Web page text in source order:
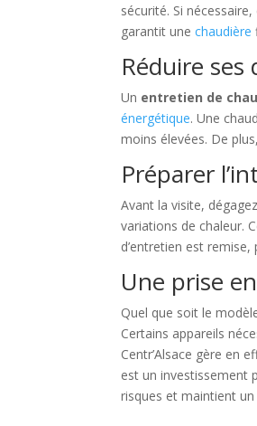
sécurité. Si
garantit unechaudière
Réduire
Un entretien de
énergétique. Une
moins élevées. De
Préparer
Avant la visite,
variations de chaleur.
d’entretien est
Une prise
Quel que soit le
Certains appareils
Centr’Alsace gère en
est un investissement
risques et maintient